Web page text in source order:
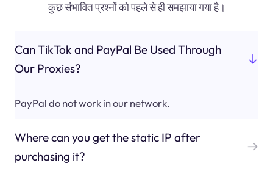
कुछ संभावित प्रश्नों को पहले से ही समझाया गया है।
Can TikTok and PayPal Be Used Through
Our Proxies?
PayPal do not work in our network.
Where can you get the static IP after
purchasing it?